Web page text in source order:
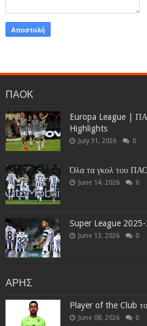
ΠΑΟΚ
Europa League |
Highlights
July 31, 2026 0
Όλα τα γκολ του
June 14, 2026 0
Super League
June 13, 2026 0
ΑΡΗΣ
Player of the Club
June 08, 2026 0